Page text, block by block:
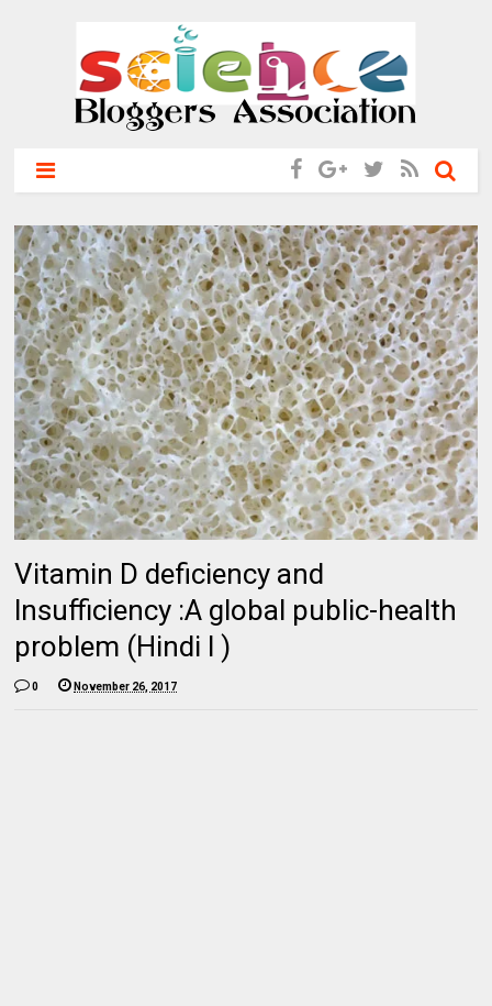
Vitamin D deficiency and
lnsufficiency :A global public-health
problem (Hindi l )
0 November 26, 2017